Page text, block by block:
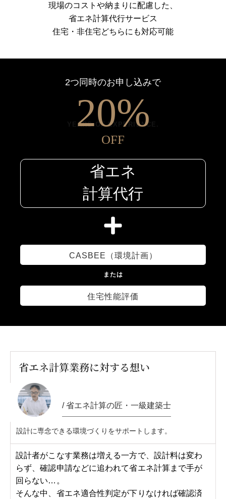
現場のコストや納まりに配慮した、
省エネ計算代行サービス
住宅・非住宅どちらにも対応可能
2つ同時のお申し込みで
0
1
2
3
4
5
6
7
8
9
0
1
2
3
4
5
6
7
8
9
%
YEARS OF EXPERIENCE.
OFF
省エネ
計算代行
CASBEE（環境計画）
または
住宅性能評価
省エネ計算業務に対する想い
/ 省エネ計算の匠・一級建築士
設計に専念できる環境づくりをサポートします。
設計者がこなす業務は増える一方で、設計料は変わ
らず、確認申請などに追われて省エネ計算まで手が
回らない…。
そんな中、省エネ適合性判定が下りなければ確認済